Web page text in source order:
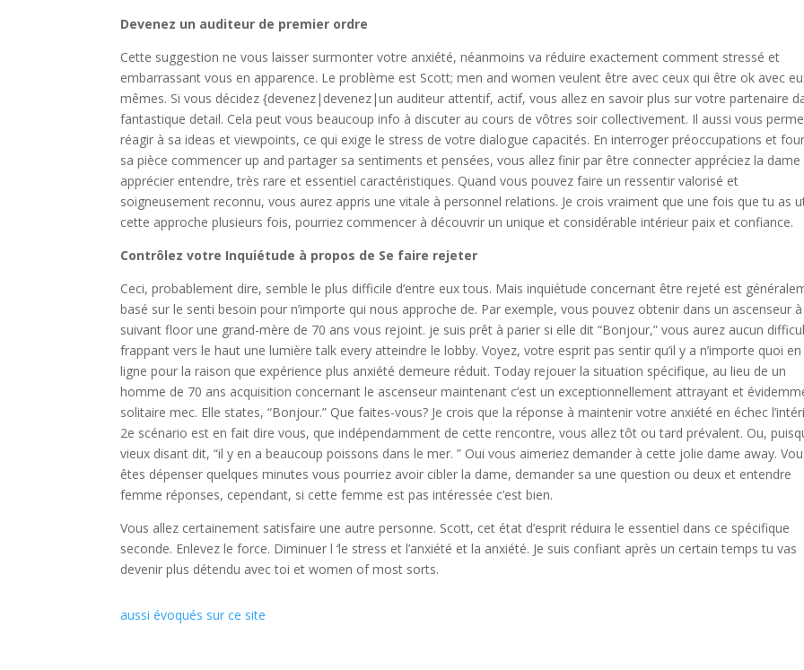
Devenez un auditeur de premier ordre
Cette suggestion ne vous laisser surmonter votre anxiété, néanmoins va réduire exactement comment stressé et
embarrassant vous en apparence. Le problème est Scott; men and women veulent être avec ceux qui être ok avec
mêmes. Si vous décidez {devenez|devenez|un auditeur attentif, actif, vous allez en savoir plus sur votre partenaire
fantastique detail. Cela peut vous beaucoup info à discuter au cours de vôtres soir collectivement. Il aussi vous
réagir à sa ideas et viewpoints, ce qui exige le stress de votre dialogue capacités. En interroger préoccupations et
sa pièce commencer up and partager sa sentiments et pensées, vous allez finir par être connecter appréciez la dame
apprécier entendre, très rare et essentiel caractéristiques. Quand vous pouvez faire un ressentir valorisé et
soigneusement reconnu, vous aurez appris une vitale à personnel relations. Je crois vraiment que une fois que tu as
cette approche plusieurs fois, pourriez commencer à découvrir un unique et considérable intérieur paix et confiance.
Contrôlez votre Inquiétude à propos de Se faire rejeter
Ceci, probablement dire, semble le plus difficile d’entre eux tous. Mais inquiétude concernant être rejeté est
basé sur le senti besoin pour n’importe qui nous approche de. Par exemple, vous pouvez obtenir dans un ascenseur à
suivant floor une grand-mère de 70 ans vous rejoint. je suis prêt à parier si elle dit “Bonjour,” vous aurez aucun
frappant vers le haut une lumière talk every atteindre le lobby. Voyez, votre esprit pas sentir qu’il y a n’importe quoi en
ligne pour la raison que expérience plus anxiété demeure réduit. Today rejouer la situation spécifique, au lieu de un
homme de 70 ans acquisition concernant le ascenseur maintenant c’est un exceptionnellement attrayant et
solitaire mec. Elle states, “Bonjour.” Que faites-vous? Je crois que la réponse à maintenir votre anxiété en échec
2e scénario est en fait dire vous, que indépendamment de cette rencontre, vous allez tôt ou tard prévalent. Ou,
vieux disant dit, “il y en a beaucoup poissons dans le mer. ” Oui vous aimeriez demander à cette jolie dame away.
êtes dépenser quelques minutes vous pourriez avoir cibler la dame, demander sa une question ou deux et entendre
femme réponses, cependant, si cette femme est pas intéressée c’est bien.
Vous allez certainement satisfaire une autre personne. Scott, cet état d’esprit réduira le essentiel dans ce spécifique
seconde. Enlevez le force. Diminuer l ‘le stress et l’anxiété et la anxiété. Je suis confiant après un certain temps tu vas
devenir plus détendu avec toi et women of most sorts.
aussi évoqués sur ce site